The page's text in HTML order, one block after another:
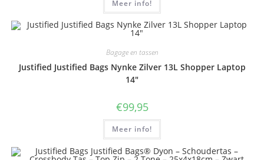
Meer info!
Bagage en tassen
Justified Justified Bags Nynke Zilver 13L Shopper Laptop
14″
€99,95
Meer info!